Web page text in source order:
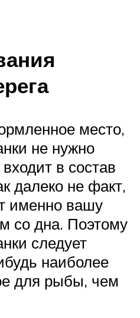
место,
не нужно
в состав
далеко не факт,
именно вашу
со дна. Поэтому
следует
наиболее
для рыбы, чем